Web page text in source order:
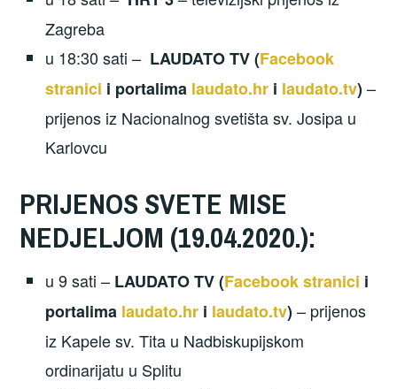
Zagreba
u 18:30 sati – LAUDATO TV (Facebook
stranici i portalima laudato.hr i laudato.tv)–
prijenos iz Nacionalnog svetišta sv. Josipa u
Karlovcu
PRIJENOS SVETE MISE
NEDJELJOM (19.04.2020.):
u 9 sati – LAUDATO TV (Facebook stranici i
portalima laudato.hr i laudato.tv)– prijenos
iz Kapele sv. Tita u Nadbiskupijskom
ordinarijatu u Splitu